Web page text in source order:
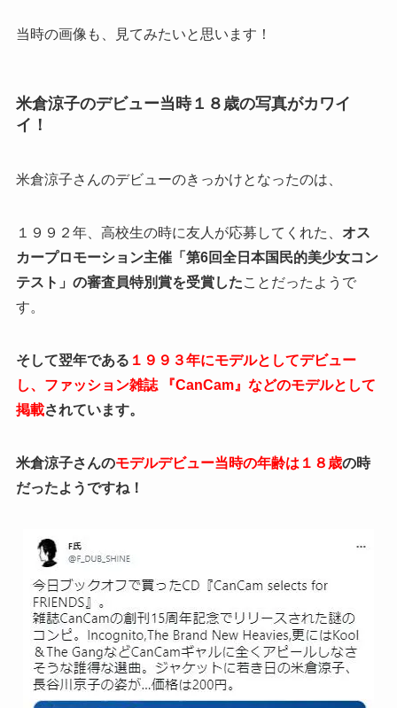
当時の画像も、見てみたいと思います！
米倉涼子のデビュー当時１８歳の写真がカワイ
イ！
米倉涼子さんのデビューのきっかけとなったのは、
１９９２年、高校生の時に友人が応募してくれた、 オス
カープロモーション主催「第6回全日本国民的美少女コン
テスト」の審査員特別賞を受賞したことだったようで
す。
そして翌年である １９９３年にモデルとしてデビュー
し、ファッション雑誌 『CanCam』などのモデルとして
掲載されています。
米倉涼子さんのモデルデビュー当時の年齢は１８歳の時
だったようですね！